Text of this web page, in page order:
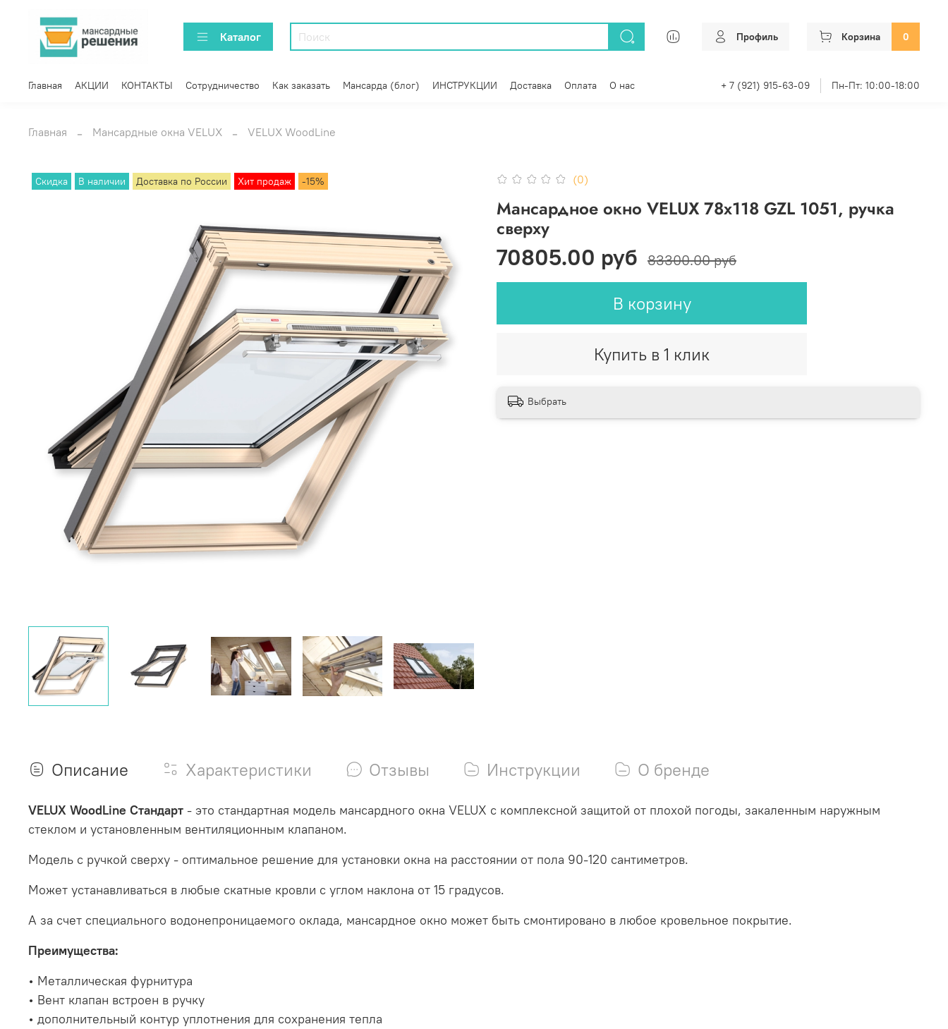
Каталог Профиль Корзина 0
Главная АКЦИИ КОНТАКТЫ Сотрудничество Как заказать Мансарда (блог) ИНСТРУКЦИИ Доставка Оплата О нас + 7 (921) 915-63-09 Пн-Пт: 10:00-18:00
Главная Мансардные окна VELUX VELUX WoodLine
Скидка В наличии Доставка по России Хит продаж -15% (0)
Мансардное окно VELUX 78х118 GZL 1051, ручка
сверху
70805.00 руб 83300.00 руб
В корзину
Купить в 1 клик
Выбрать
Описание Характеристики Отзывы Инструкции О бренде
VELUX WoodLine Стандарт - это стандартная модель мансардного окна VELUX с комплексной защитой от плохой погоды, закаленным наружным
стеклом и установленным вентиляционным клапаном.
Модель с ручкой сверху - оптимальное решение для установки окна на расстоянии от пола 90-120 сантиметров.
Может устанавливаться в любые скатные кровли с углом наклона от 15 градусов.
А за счет специального водонепроницаемого оклада, мансардное окно может быть смонтировано в любое кровельное покрытие.
Преимущества:
• Металлическая фурнитура
• Вент клапан встроен в ручку
• дополнительный контур уплотнения для сохранения тепла